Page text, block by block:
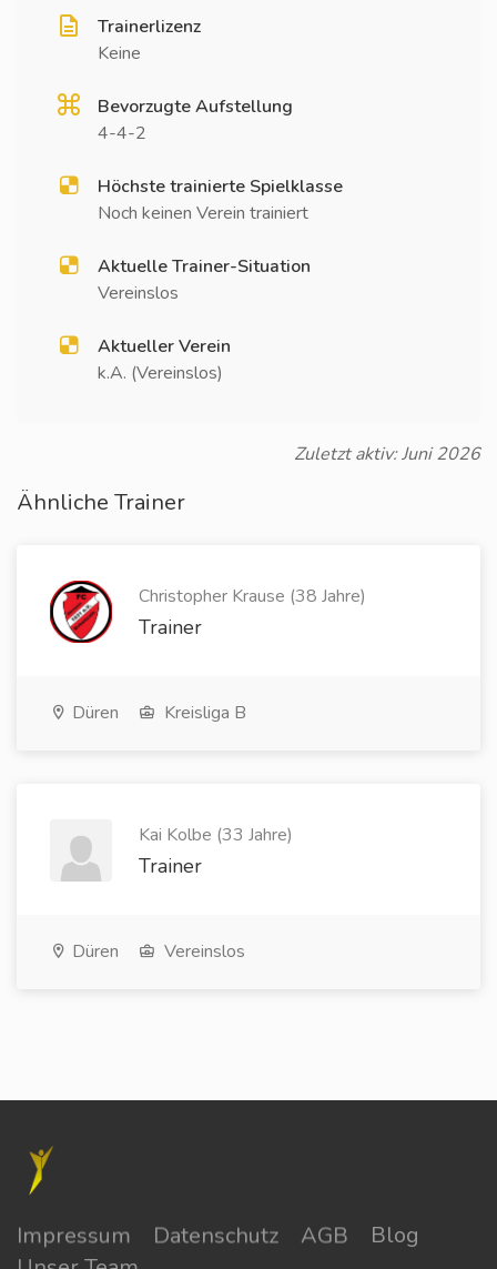
Trainerlizenz
Keine
Bevorzugte Aufstellung
4-4-2
Höchste trainierte Spielklasse
Noch keinen Verein trainiert
Aktuelle Trainer-Situation
Vereinslos
Aktueller Verein
k.A. (Vereinslos)
Zuletzt aktiv: Juni 2026
Ähnliche Trainer
Christopher Krause (38 Jahre)
Trainer
Düren Kreisliga B
Kai Kolbe (33 Jahre)
Trainer
Düren Vereinslos
Impressum Datenschutz AGB
Blog